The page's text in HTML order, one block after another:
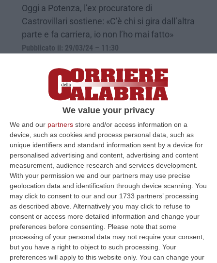
We value your privacy
We and our partners store and/or access information on a
device, such as cookies and process personal data, such as
unique identifiers and standard information sent by a device for
personalised advertising and content, advertising and content
measurement, audience research and services development.
With your permission we and our partners may use precise
geolocation data and identification through device scanning. You
may click to consent to our and our 1733 partners’ processing
as described above. Alternatively you may click to refuse to
consent or access more detailed information and change your
preferences before consenting. Please note that some
processing of your personal data may not require your consent,
but you have a right to object to such processing. Your
preferences will apply to this website only. You can change your
Oggi a Potenza, l’ex procuratore di
Castrovillari sostiene: «C’è chi si gira dall’altra
parte e fa carriera, io non l’ho mai fatto»
Pubblicato il: 29/03/24 – 11:30
Processo disciplinare, Facciolla assolto da
(quasi) tutte le accuse. Per il magistrato la
censura del Csm
L’ex procuratore di Castrovillari condannato
alla censura per una delle imputazioni.
Scongiurate la perdita di anzianità e il